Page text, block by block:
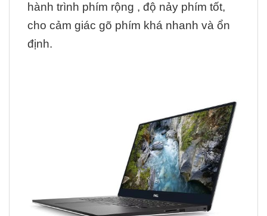
hành trình phím rộng , độ nảy phím tốt,
cho cảm giác gõ phím khá nhanh và ổn
định.